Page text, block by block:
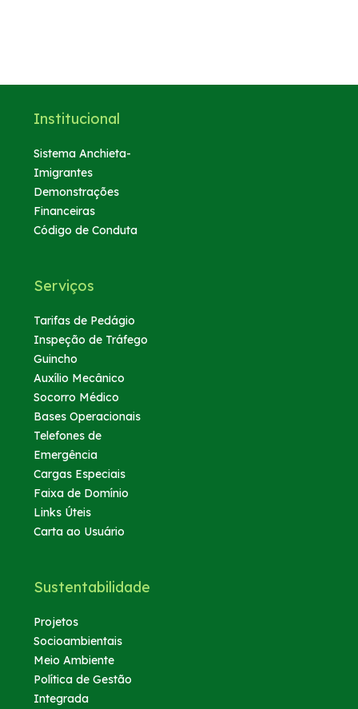
Institucional
Sistema Anchieta-
Imigrantes
Demonstrações
Financeiras
Código de Conduta
Serviços
Tarifas de Pedágio
Inspeção de Tráfego
Guincho
Auxílio Mecânico
Socorro Médico
Bases Operacionais
Telefones de
Emergência
Cargas Especiais
Faixa de Domínio
Links Úteis
Carta ao Usuário
Sustentabilidade
Projetos
Socioambientais
Meio Ambiente
Política de Gestão
Integrada